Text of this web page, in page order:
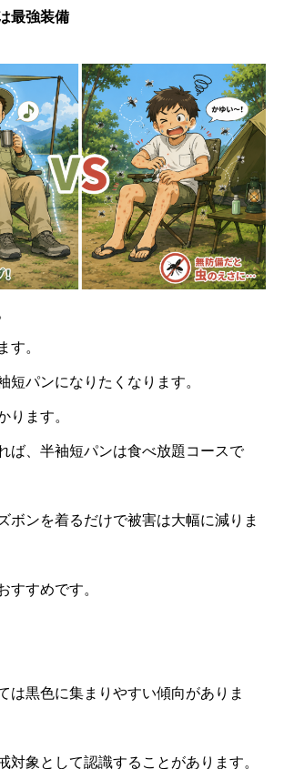
最強装備
す。
短パンになりたくなります。
ります。
ば、半袖短パンは食べ放題コースで
ボンを着るだけで被害は大幅に減りま
すすめです。
は黒色に集まりやすい傾向がありま
対象として認識することがあります。